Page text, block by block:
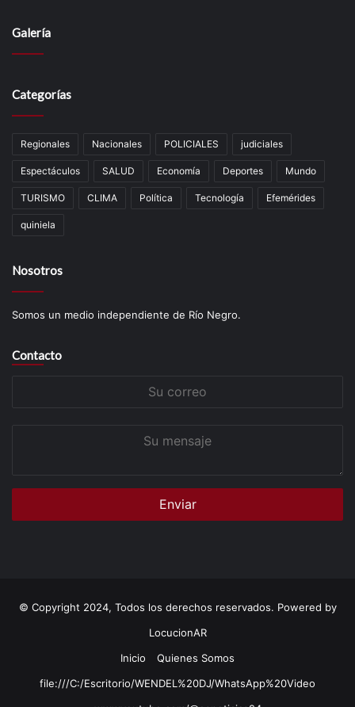
Galería
Categorías
Regionales Nacionales POLICIALES judiciales
Espectáculos SALUD Economía Deportes Mundo
TURISMO CLIMA Política Tecnología Efemérides
quiniela
Nosotros
Somos un medio independiente de Río Negro.
Contacto
© Copyright 2024, Todos los derechos reservados. Powered by
LocucionAR
Inicio
Quienes Somos
file:///C:/Escritorio/WENDEL%20DJ/WhatsApp%20Video